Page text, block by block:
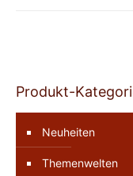
Produkt-
Neuheiten
Themenwelten